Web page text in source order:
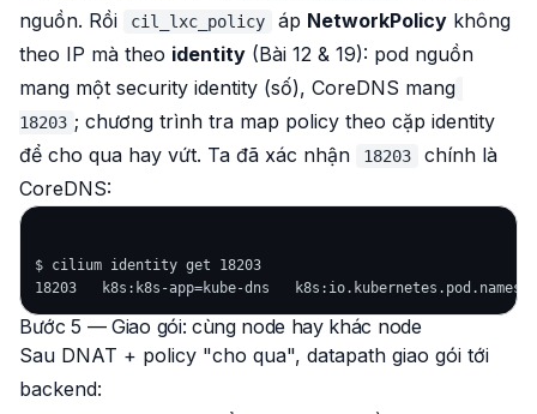
nguồn. Rồi
cil_lxc_policy áp NetworkPolicy không
theo IP mà theo identity (Bài 12 & 19): pod nguồn
mang một security identity (số), CoreDNS mang
18203 ; chương trình tra map policy theo cặp identity
để cho qua hay vứt. Ta đã xác nhận
18203
chính là
CoreDNS:
$ cilium identity get 18203
Bước 5 — Giao gói: cùng node hay khác node
Sau DNAT + policy "cho qua", datapath giao gói tới
backend: